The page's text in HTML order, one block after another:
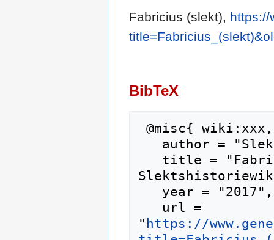
Fabricius (slekt), https://
BibTeX
" https://